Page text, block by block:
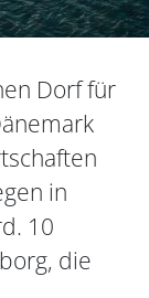
Dorf für
in
10
die